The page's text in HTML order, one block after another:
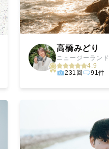
高橋みどり
ニュージーランド
4.9
231回
91件